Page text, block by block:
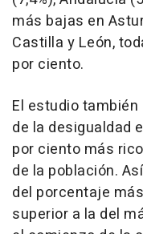
más bajas en
Castilla y León,
por ciento.
El estudio
de la desigualdad
por ciento más
de la población.
del porcentaje
superior a la del